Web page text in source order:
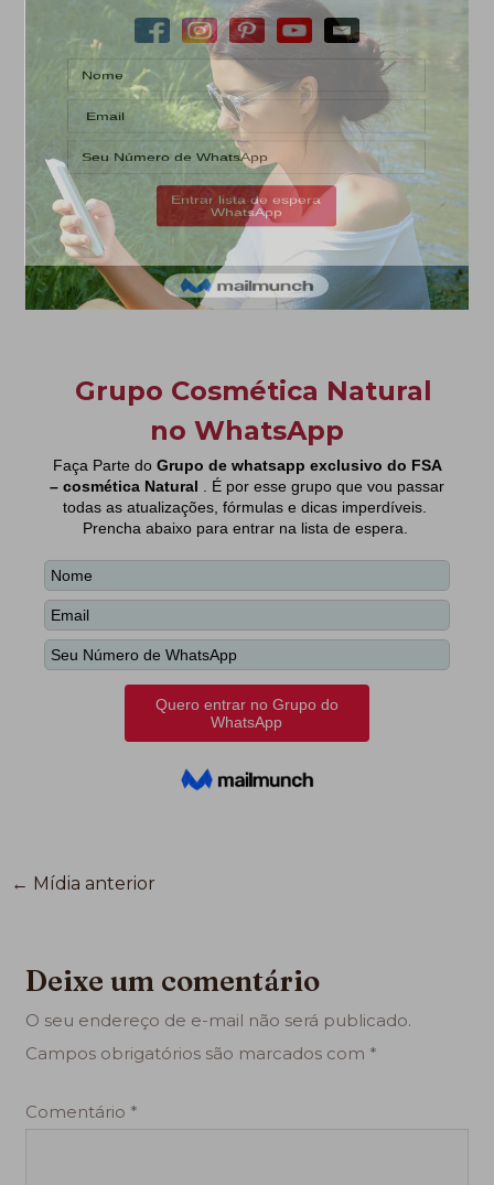
← Mídia anterior
Deixe um comentário
O seu endereço de e-mail não será publicado.
Campos obrigatórios são marcados com *
Comentário *